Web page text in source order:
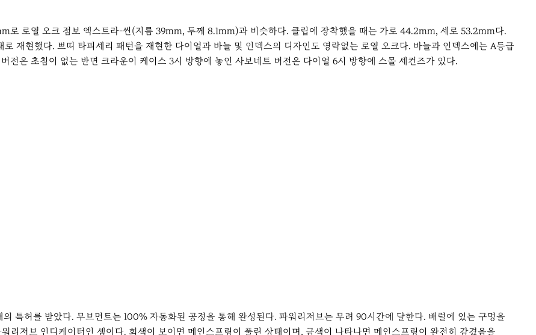
로 로열 오크 점보 엑스트라-씬(지름 39mm, 두께 8.1mm)과 비슷하다. 클립에 장착했을 때는 가로 44.2mm, 세로 53.2mm다.
재현했다. 쁘띠 타피세리 패턴을 재현한 다이얼과 바늘 및 인덱스의 디자인도 영락없는 로열 오크다. 바늘과 인덱스에는 A등급
전은 초침이 없는 반면 크라운이 케이스 3시 방향에 놓인 사보네트 버전은 다이얼 6시 방향에 스몰 세컨즈가 있다.
특허를 받았다. 무브먼트는 100% 자동화된 공정을 통해 완성된다. 파워리저브는 무려 90시간에 달한다. 배럴에 있는 구멍을
리저브 인디케이터인 셈이다. 회색이 보이면 메인스프링이 풀린 상태이며, 금색이 나타나면 메인스프링이 완전히 감겼음을